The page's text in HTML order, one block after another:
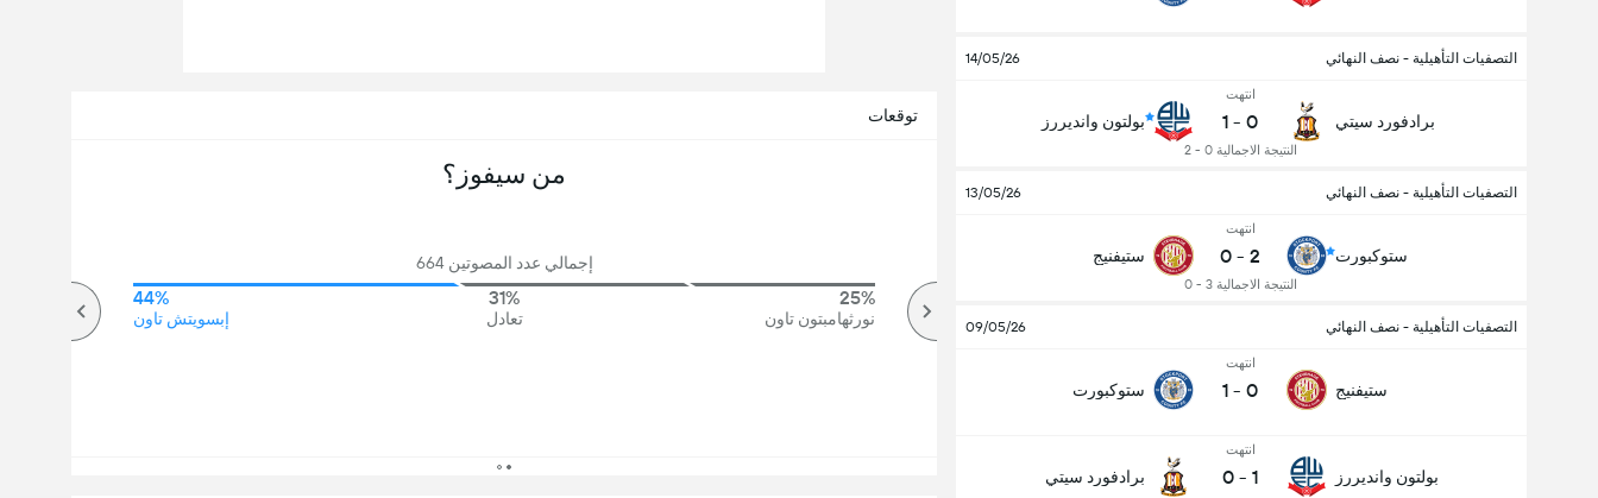
التصفيات التأهيلية - نصف النهائي 14/05/26
برادفورد سيتي
انتهت
0
-
1
النتيجة الاجمالية 0 - 2
بولتون وانديررز
التصفيات التأهيلية - نصف النهائي 13/05/26
ستوكبورت
انتهت
2
-
0
النتيجة الاجمالية 3 - 0
ستيفنيج
التصفيات التأهيلية - نصف النهائي 09/05/26
ستيفنيج
انتهت
0
-
1 ستوكبورت
بولتون وانديررز
انتهت
1
-
0 برادفورد سيتي
توقعات
من سيفوز؟
إجمالي عدد المصوتين 664
25%
نورثهامبتون تاون
31%
تعادل
44%
إبسويتش تاون
عدد الاهداف (2.5)
أكثر